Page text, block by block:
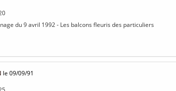
du 9 avril 1992 - Les balcons fleuris des particuliers
le 09/09/91